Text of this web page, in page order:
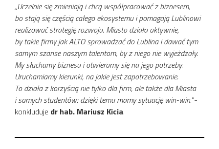
„Uczelnie się zmieniają i chcą współpracować z biznesem,
bo stają się częścią całego ekosystemu i pomagają Lublinowi
realizować strategię rozwoju. Miasto działa aktywnie,
by takie firmy jak ALTO sprowadzać do Lublina i dawać tym
samym szanse naszym talentom, by z niego nie wyjeżdżały.
My słuchamy biznesu i otwieramy się na jego potrzeby.
Uruchamiamy kierunki, na jakie jest zapotrzebowanie.
To działa z korzyścią nie tylko dla firm, ale także dla Miasta
i samych studentów: dzięki temu mamy sytuację win-win.”-
konkluduje dr hab. Mariusz Kicia.